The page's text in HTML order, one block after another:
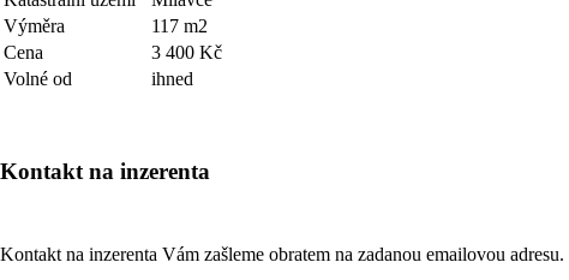
Výměra
117 m2
Cena
3 400 Kč
Volné od
ihned
Kontakt na inzerenta
Kontakt na inzerenta Vám zašleme obratem na zadanou emailovou adresu.